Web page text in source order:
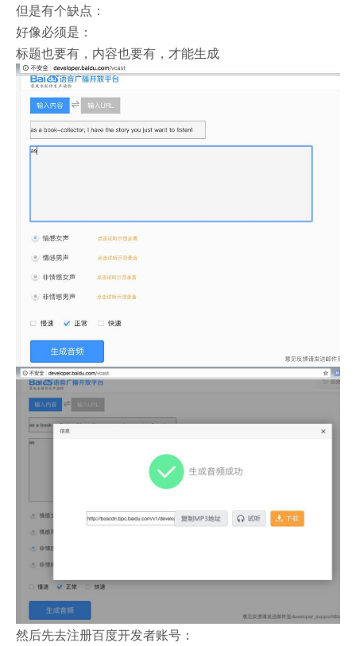
但是有个缺点：
好像必须是：
标题也要有，内容也要有，才能生成
然后先去注册百度开发者账号：